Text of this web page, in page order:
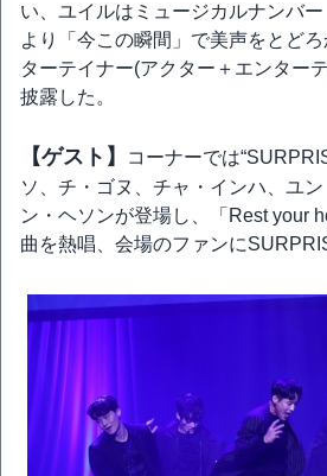
い、ユイルはミュージカルナンバー
より「今この瞬間」で美声をとど
ターテイナー(アクター＋エンター
披露した。
【ゲスト】
コーナーでは
ソ、チ・ゴヌ、チャ・インハ、ユ
ン・ヘソンが登場し、「Rest your
曲を熱唱、会場のファンに